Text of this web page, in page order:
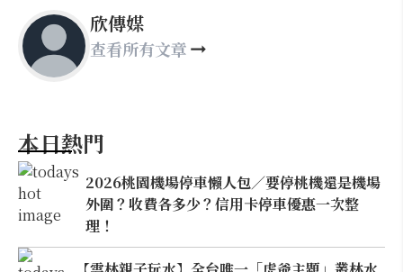
欣傳媒
查看所有文章
本日熱門
2026桃園機場停車懶人包／要停桃機還是機場
外圍？收費各多少？信用卡停車優惠一次整
理！